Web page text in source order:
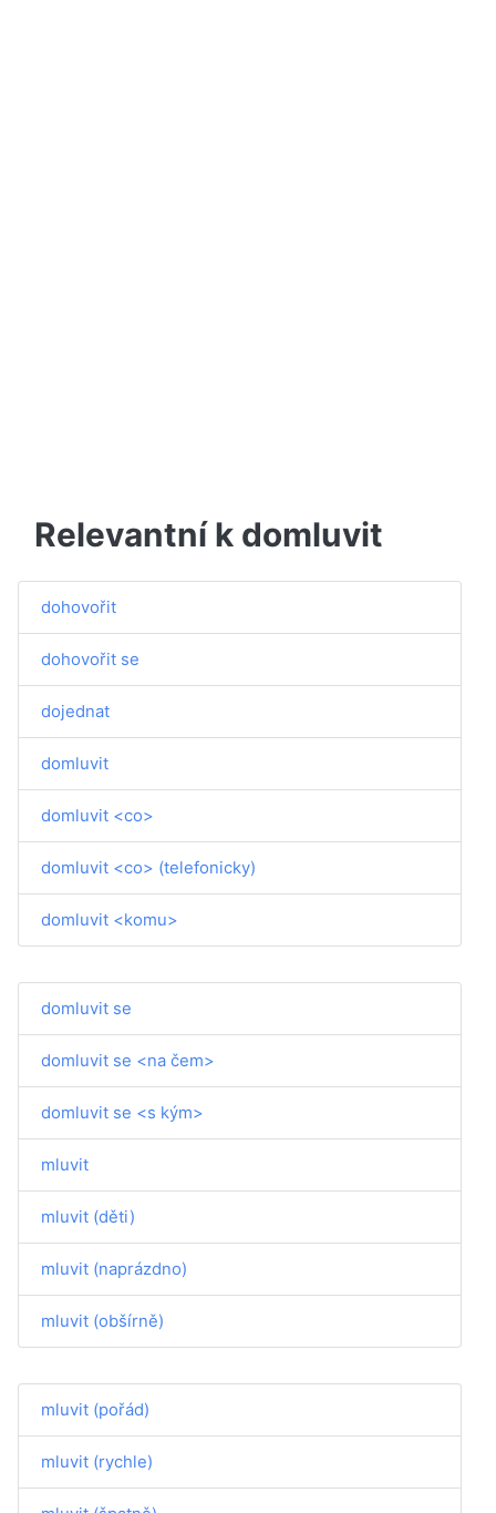
Relevantní k domluvit
dohovořit
dohovořit se
dojednat
domluvit
domluvit <co>
domluvit <co> (telefonicky)
domluvit <komu>
domluvit se
domluvit se <na čem>
domluvit se <s kým>
mluvit
mluvit (děti)
mluvit (naprázdno)
mluvit (obšírně)
mluvit (pořád)
mluvit (rychle)